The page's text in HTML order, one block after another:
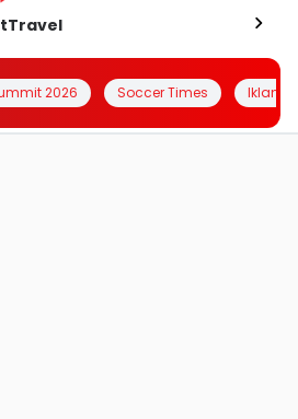
Travel
2026 Soccer Times Iklanin